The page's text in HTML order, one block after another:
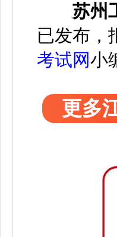
苏州
已发布，
考试网小
更多